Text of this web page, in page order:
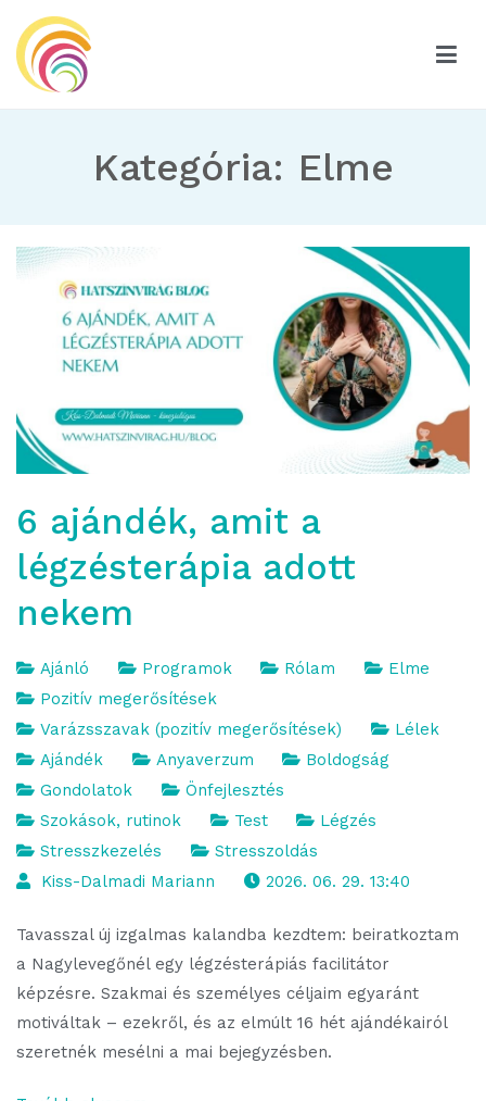
Ugrás
tartalomhoz
Kategória: Elme
6 ajándék, amit a
légzésterápia adott
nekem
Ajánló Programok Rólam
Elme
Pozitív megerősítések
Varázsszavak (pozitív megerősítések)
Lélek
Ajándék
Anyaverzum
Boldogság
Gondolatok
Önfejlesztés
Szokások, rutinok
Test
Légzés
Stresszkezelés
Stresszoldás
Kiss-Dalmadi Mariann
2026. 06. 29. 13:40
Tavasszal új izgalmas kalandba kezdtem: beiratkoztam
a Nagylevegőnél egy légzésterápiás facilitátor
képzésre. Szakmai és személyes céljaim egyaránt
motiváltak – ezekről, és az elmúlt 16 hét ajándékairól
szeretnék mesélni a mai bejegyzésben.